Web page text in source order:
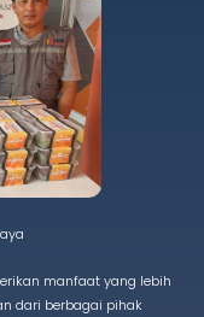
manfaat yang lebih
dari berbagai pihak